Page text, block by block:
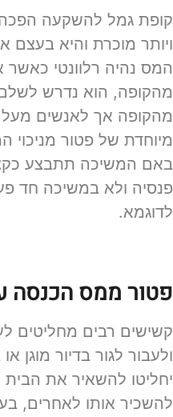
קופת גמל להשקעה הפכה
ויותר מוכרת והיא בעצם
המס נהיה רלוונטי כאשר
מהקופה, הוא נדרש לשלם
מיוחדת של פטור מניכוי
באם המשיכה תתבצע
פנסיה ולא במשיכה חד
לדוגמא.
פטור ממס הכנסה
קשישים רבים מחליטים
ולעבור לגור בדיור
יחליטו להשאיר את
להשכיר אותו לאחרים,